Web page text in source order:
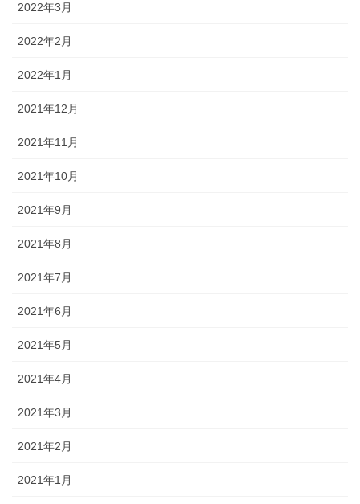
2022年3月
2022年2月
2022年1月
2021年12月
2021年11月
2021年10月
2021年9月
2021年8月
2021年7月
2021年6月
2021年5月
2021年4月
2021年3月
2021年2月
2021年1月